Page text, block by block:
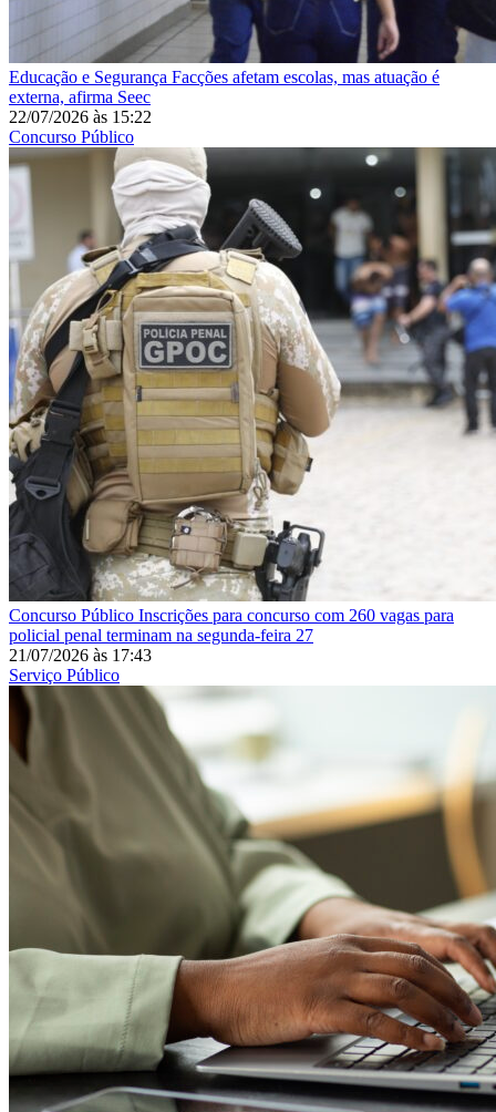
Educação e Segurança Facções afetam escolas, mas atuação é
externa, afirma Seec
22/07/2026 às 15:22
Concurso Público
Concurso Público Inscrições para concurso com 260 vagas para
policial penal terminam na segunda-feira 27
21/07/2026 às 17:43
Serviço Público